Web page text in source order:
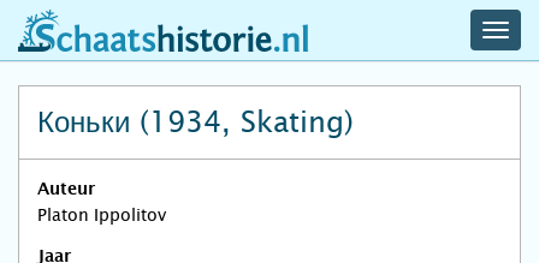
schaatshistorie.nl
Коньки (1934, Skating)
Auteur
Platon Ippolitov
Jaar